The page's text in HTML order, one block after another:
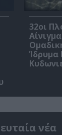
32οι
Ίδρυμα
νέα